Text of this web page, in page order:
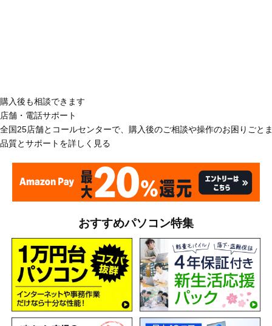
購入後も相談できます
店舗・電話サポート
全国25店舗とコールセンターで、購入後のご相談や操作のお困りごと
品質とサポートを詳しく見る
おすすめパソコン特集